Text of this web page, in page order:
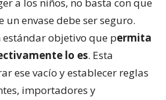
a los niños, no basta con que
envase debe ser seguro.
objetivo que permita
lo es. Esta
ese vacío y establecer reglas
importadores y